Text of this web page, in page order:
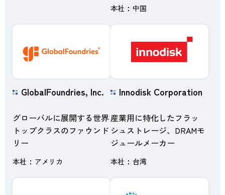
本社 中国
GlobalFoundries, Inc.
本社 アメリカ
グローバルに展開する世界
トップクラスのファウンド
リー
Innodisk Corporation
本社 台湾
産業用に特化したフラッ
シュストレージ、DRAMモ
ジュールメーカー